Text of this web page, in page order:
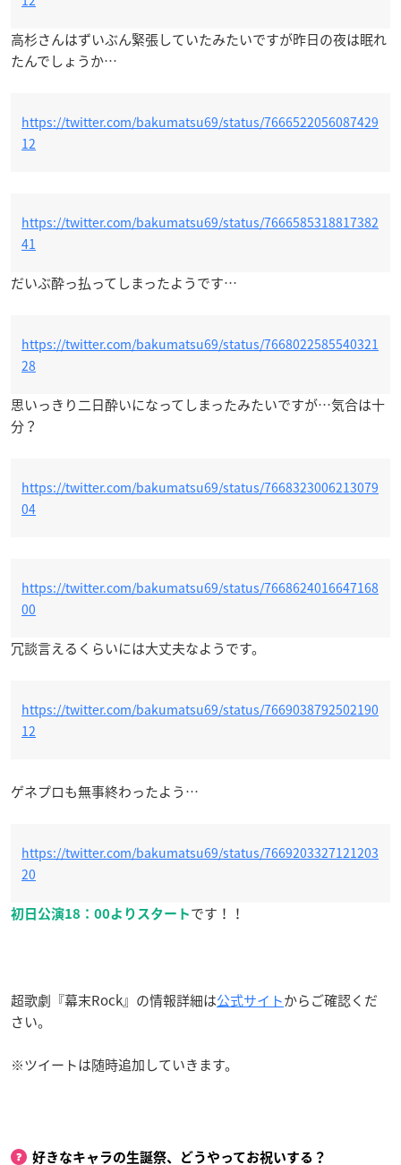
高杉さんはずいぶん緊張していたみたいですが昨日の夜は眠れ
たんでしょうか…
https://twitter.com/bakumatsu69/status/7666522056087429
12
https://twitter.com/bakumatsu69/status/7666585318817382
41
だいぶ酔っ払ってしまったようです…
https://twitter.com/bakumatsu69/status/7668022585540321
28
思いっきり二日酔いになってしまったみたいですが…気合は十
分？
https://twitter.com/bakumatsu69/status/7668323006213079
04
https://twitter.com/bakumatsu69/status/7668624016647168
00
冗談言えるくらいには大丈夫なようです。
https://twitter.com/bakumatsu69/status/7669038792502190
12
ゲネプロも無事終わったよう…
https://twitter.com/bakumatsu69/status/7669203327121203
20
初日公演18：00よりスタート です！！
超歌劇『幕末Rock』の情報詳細は公式サイトからご確認くだ
さい。
※ツイートは随時追加していきます。
好きなキャラの生誕祭、どうやってお祝いする？